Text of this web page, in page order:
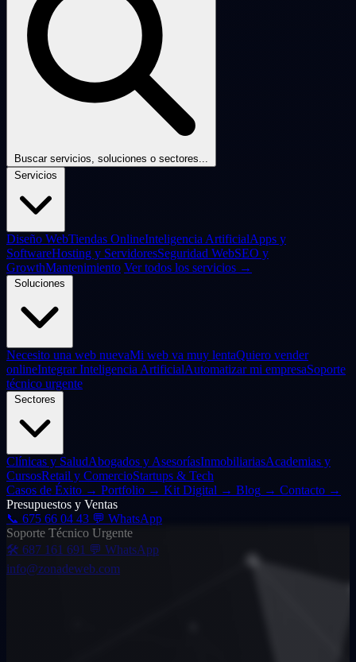
Buscar servicios, soluciones o sectores...
Servicios
Diseño WebTiendas OnlineInteligencia ArtificialApps y
SoftwareHosting y ServidoresSeguridad WebSEO y
GrowthMantenimiento Ver todos los servicios →
Soluciones
Necesito una web nuevaMi web va muy lentaQuiero vender
onlineIntegrar Inteligencia ArtificialAutomatizar mi empresaSoporte
técnico urgente
Sectores
Clínicas y SaludAbogados y AsesoríasInmobiliariasAcademias y
CursosRetail y ComercioStartups & Tech
Casos de Éxito → Portfolio → Kit Digital → Blog → Contacto →
Presupuestos y Ventas
📞 675 66 04 43 💬 WhatsApp
Soporte Técnico Urgente
🛠️ 687 161 691 💬 WhatsApp
info@zonadeweb.com